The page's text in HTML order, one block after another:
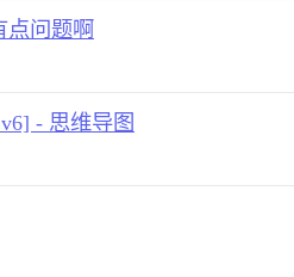
点问题啊
- 思维导图